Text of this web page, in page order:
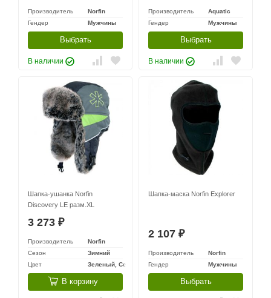
Производитель
Norfin
Гендер
Мужчины
Выбрать
В наличии
Производитель
Aquatic
Гендер
Мужчины
Выбрать
В наличии
Шапка-ушанка Norfin
Discovery LE разм.XL
3 273 ₽
Производитель
Norfin
Сезон
Зимний
Цвет
Зеленый, Серый, Черный
В корзину
Шапка-маска Norfin Explorer
2 107 ₽
Производитель
Norfin
Гендер
Мужчины
Выбрать